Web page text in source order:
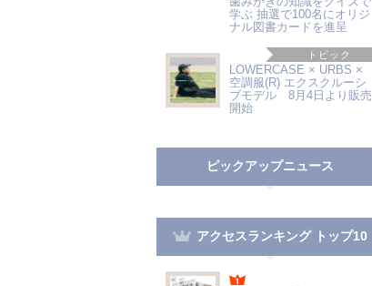
学ぶ 抽選で100名にオリジ
ナル図書カードを進呈
トピック
LOWERCASE × URBS ×
空調服(R) エクスクルーシ
ブモデル 8月4日より販売
開始
ピックアップニュース
アクセスランキング トップ10